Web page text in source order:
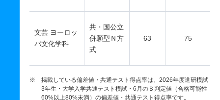
文芸 ヨーロッ
パ文化学科
共・国公立
併願型Ｎ方
式
63 75
※ 掲載している偏差値・共通テスト得点率は、2026年度進研模試
3年生・大学入学共通テスト模試・6月のＢ判定値（合格可能性
60%以上80%未満）の偏差値・共通テスト得点率です。